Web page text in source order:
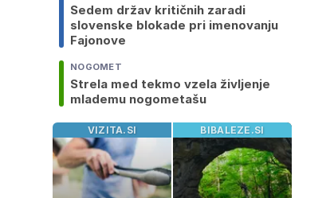
Sedem držav kritičnih zaradi
slovenske blokade pri imenovanju
Fajonove
NOGOMET
Strela med tekmo vzela življenje
mlademu nogometašu
VIZITA.SI BIBALEZE.SI